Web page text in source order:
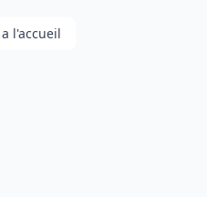
l'accueil